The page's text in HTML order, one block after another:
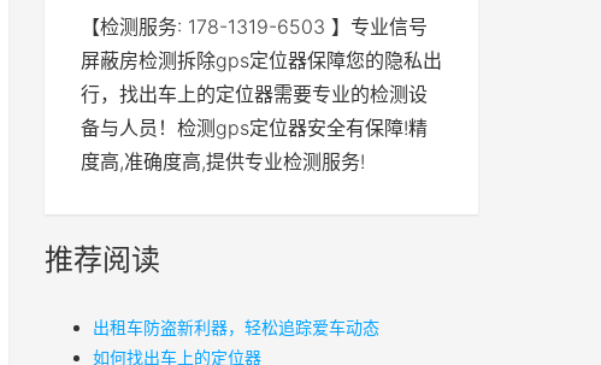
【检测服务: 178-1319-6503 】专业信号
屏蔽房检测拆除gps定位器保障您的隐私出
行，找出车上的定位器需要专业的检测设
备与人员！检测gps定位器安全有保障!精
度高,准确度高,提供专业检测服务!
推荐阅读
出租车防盗新利器，轻松追踪爱车动态
如何找出车上的定位器